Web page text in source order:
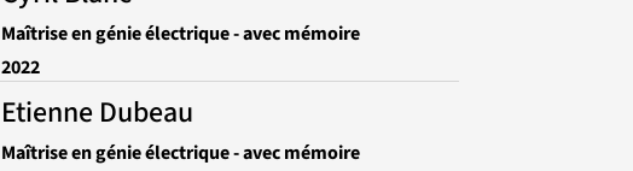
Maîtrise en génie électrique - avec mémoire
2022
Etienne Dubeau
Maîtrise en génie électrique - avec mémoire